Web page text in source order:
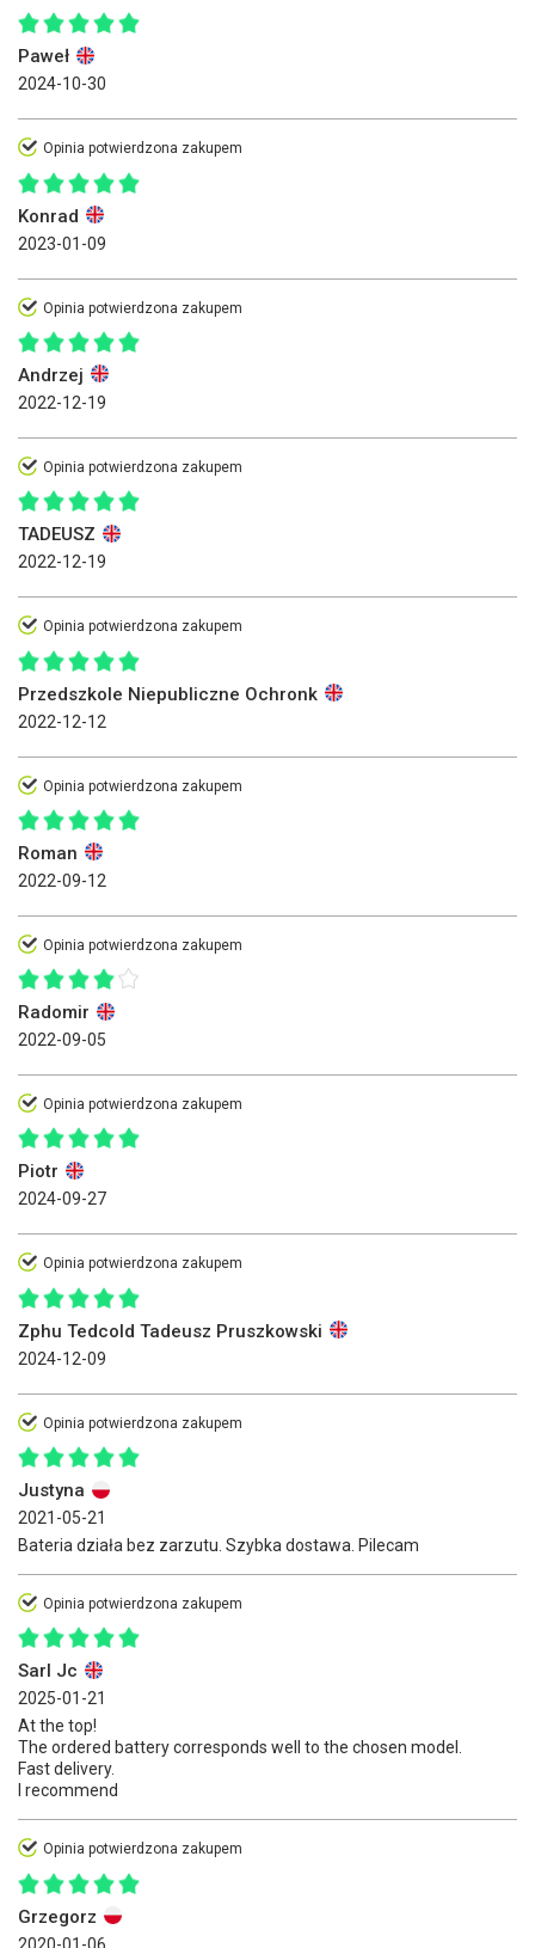
Paweł
2024-10-30
Opinia potwierdzona zakupem
Konrad
2023-01-09
Opinia potwierdzona zakupem
Andrzej
2022-12-19
Opinia potwierdzona zakupem
TADEUSZ
2022-12-19
Opinia potwierdzona zakupem
Przedszkole Niepubliczne Ochronk
2022-12-12
Opinia potwierdzona zakupem
Roman
2022-09-12
Opinia potwierdzona zakupem
Radomir
2022-09-05
Opinia potwierdzona zakupem
Piotr
2024-09-27
Opinia potwierdzona zakupem
Zphu Tedcold Tadeusz Pruszkowski
2024-12-09
Opinia potwierdzona zakupem
Justyna
2021-05-21
Bateria działa bez zarzutu. Szybka dostawa. Pilecam
Opinia potwierdzona zakupem
Sarl Jc
2025-01-21
At the top!
The ordered battery corresponds well to the chosen model.
Fast delivery.
I recommend
Opinia potwierdzona zakupem
Grzegorz
2020-01-06